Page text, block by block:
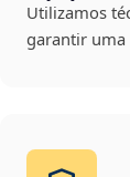
Utilizamos
garantir uma